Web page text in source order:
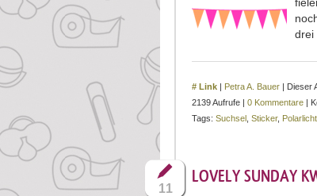
drei
# Link | Petra A. Bauer | Dieser
2139 Aufrufe | 0 Kommentare |
Tags: Suchsel Sticker,
11
LOVELY SUNDAY